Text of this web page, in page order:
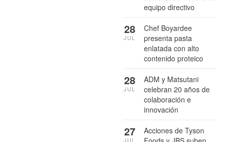
equipo directivo
Chef Boyardee
presenta pasta
enlatada con alto
contenido proteico
28
JUL
ADM y Matsutani
celebran 20 años de
colaboración e
innovación
28
JUL
Acciones de Tyson
27
JUL